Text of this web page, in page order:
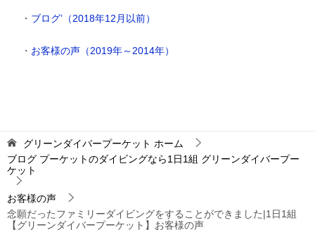
・ ブログ’（2018年12月以前）
・ お客様の声（2019年～2014年）
グリーンダイバープーケット ホーム
ブログ プーケットのダイビングなら1日1組 グリーンダイバープー
ケット
お客様の声
念願だったファミリーダイビングをすることができました|1日1組
【グリーンダイバープーケット】お客様の声